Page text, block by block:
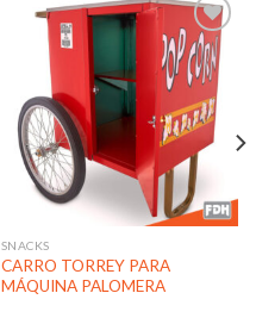
Añadir
a la
lista de
deseos
SNACKS
CARRO TORREY PARA
MÁQUINA PALOMERA